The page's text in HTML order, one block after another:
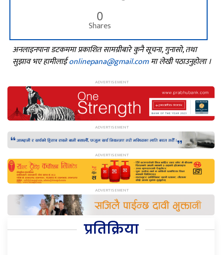
0
Shares
अनलाइनपाना डटकममा प्रकाशित सामग्रीबारे कुनै सूचना, गुनासो, तथा
सुझाव भए हामीलाईonlinepana@gmail.comमा लेखी पठाउनुहोला ।
प्रतिक्रिया